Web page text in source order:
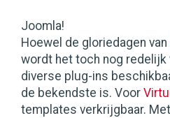
Joomla!
Hoewel de gloriedagen van
wordt het toch nog redelijk
diverse plug-ins
de bekendste is. Voor
templates verkrijgbaar.